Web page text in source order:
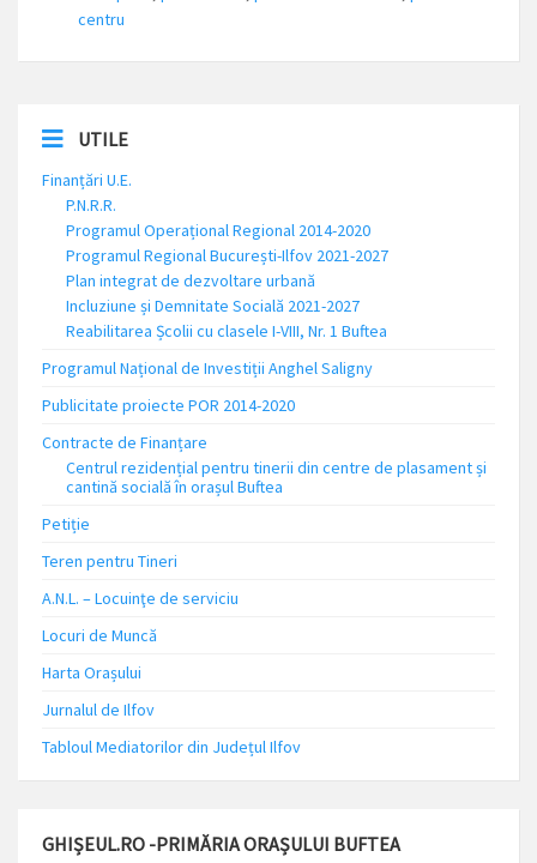
centru
UTILE
Finanțări U.E.
P.N.R.R.
Programul Operațional Regional 2014-2020
Programul Regional București-Ilfov 2021-2027
Plan integrat de dezvoltare urbană
Incluziune și Demnitate Socială 2021-2027
Reabilitarea Școlii cu clasele I-VIII, Nr. 1 Buftea
Programul Național de Investiții Anghel Saligny
Publicitate proiecte POR 2014-2020
Contracte de Finanțare
Centrul rezidențial pentru tinerii din centre de plasament și
cantină socială în orașul Buftea
Petiție
Teren pentru Tineri
A.N.L. – Locuinţe de serviciu
Locuri de Muncă
Harta Orașului
Jurnalul de Ilfov
Tabloul Mediatorilor din Județul Ilfov
GHIȘEUL.RO -PRIMĂRIA ORAȘULUI BUFTEA